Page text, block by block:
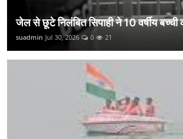
जेल से छूटे निलंबित सिपाही ने 10 वर्षीय
suadmin Jul 30, 2026 0 21